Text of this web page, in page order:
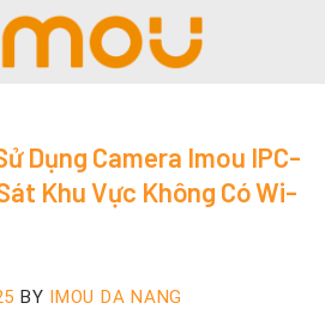
Dụng Camera Imou IPC-
Khu Vực Không Có Wi-
BY IMOU DA NANG